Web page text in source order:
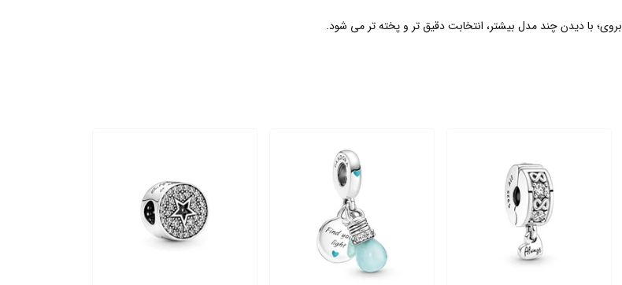
بروی؛ با دیدن چند مدل بیشتر، انتخابت دقیق تر و پخته تر می شود.